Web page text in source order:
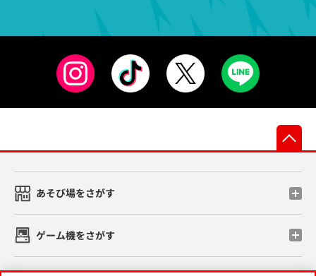
あそび場をさがす
ゲーム機をさがす